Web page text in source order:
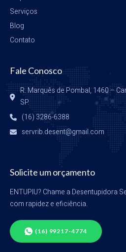
Serviços
Blog
Contato
Fale Conosco
R. Marquês de Pombal, 1460 –
SP.
(16) 3286-6388
servrib.desent@gmail.com
Solicite um orçamento
ENTUPIU? Chame a Desentupidora
com rapidez e eficiência.
(16) 99217-4774